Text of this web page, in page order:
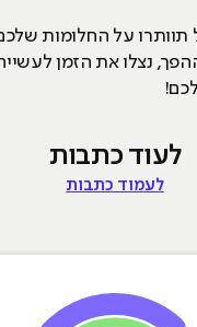
על החלומות
נצלו את הזמן
לעוד כתבות
לעמוד כתבות